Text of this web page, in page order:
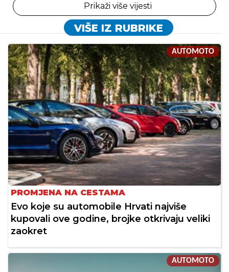
Prikaži više vijesti
VIŠE IZ RUBRIKE
AUTOMOTO
PROMJENA NA CESTAMA
Evo koje su automobile Hrvati najviše
kupovali ove godine, brojke otkrivaju veliki
zaokret
AUTOMOTO